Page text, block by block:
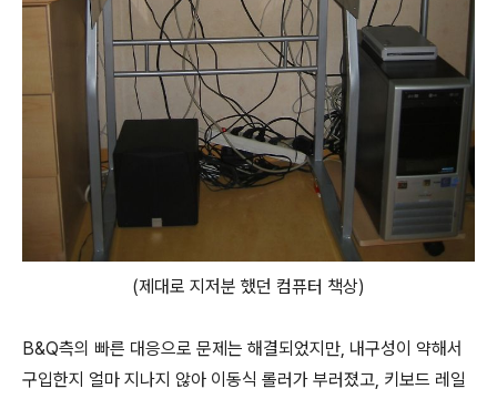
(제대로 지저분 했던 컴퓨터 책상)
B&Q측의 빠른 대응으로 문제는 해결되었지만, 내구성이 약해서
구입한지 얼마 지나지 않아 이동식 롤러가 부러졌고, 키보드 레일